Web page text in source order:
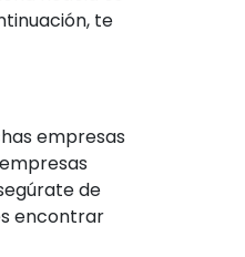
te
empresas
de
encontrar